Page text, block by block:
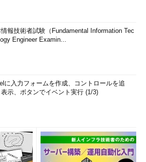
報技術者試験（Fundamental Information Tec
Engineer Examin...
に入力フォームを作成、コントロールを追
表示、ボタンでイベント実行 (1/3)